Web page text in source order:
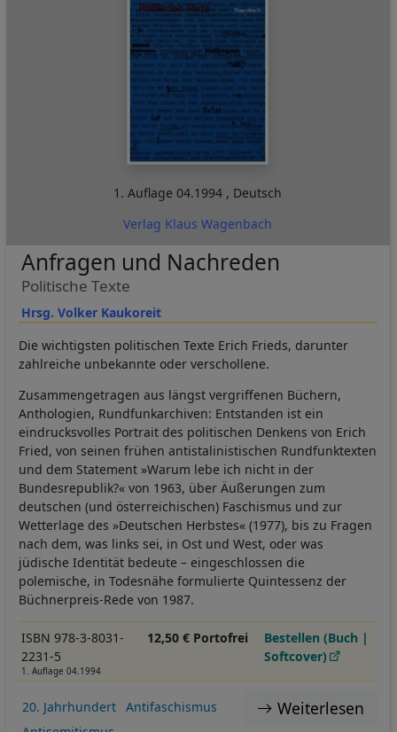
1. Auflage04.1994 , Deutsch
Verlag Klaus Wagenbach
Hrsg. Volker Kaukoreit
Anfragen und Nachreden
Politische Texte
Die wichtigsten politischen Texte Erich Frieds, darunter
zahlreiche unbekannte oder verschollene.
Zusammengetragen aus längst vergriffenen Büchern,
Anthologien, Rundfunkarchiven: Entstanden ist ein
eindrucksvolles Portrait des politischen Denkens von Erich
Fried, von seinen frühen antistalinistischen Rundfunktexten
und dem Statement »Warum lebe ich nicht in der
Bundesrepublik?« von 1963, über Äußerungen zum
deutschen (und österreichischen) Faschismus und zur
Wetterlage des »Deutschen Herbstes« (1977), bis zu Fragen
nach dem, was links sei, in Ost und West, oder was
jüdische Identität bedeute – eingeschlossen die
polemische, in Todesnähe formulierte Quintessenz der
Büchnerpreis-Rede von 1987.
ISBN 978-3-8031-
2231-5
1. Auflage 04.1994
12,50 € Portofrei
Bestellen (Buch |
Softcover)
Weiterlesen
20. Jahrhundert
Antifaschismus